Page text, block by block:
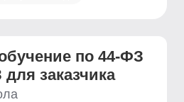
по 44-ФЗ
заказчика